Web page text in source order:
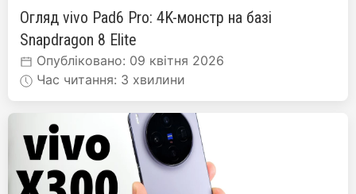
Огляд vivo Pad6 Pro: 4K-монстр на базі
Snapdragon 8 Elite
Опубліковано: 09 квітня 2026
Час читання: 3 хвилини